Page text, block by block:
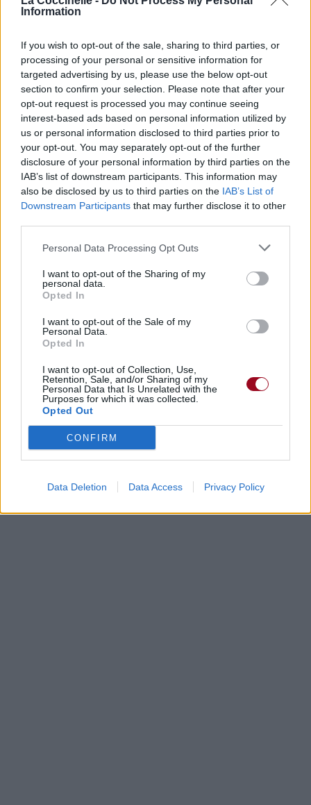
Information
If you wish to opt-out of the sale, sharing to third parties, or
processing of your personal or sensitive information for
targeted advertising by us, please use the below opt-out
section to confirm your selection. Please note that after your
opt-out request is processed you may continue seeing
interest-based ads based on personal information utilized by
us or personal information disclosed to third parties prior to
your opt-out. You may separately opt-out of the further
disclosure of your personal information by third parties on the
IAB’s list of downstream participants. This information may
also be disclosed by us to third parties on the IAB’s List of
Downstream Participants that may further disclose it to other
Personal Data Processing Opt Outs
I want to opt-out of the Sharing of my
personal data.
Opted In
I want to opt-out of the Sale of my
Personal Data.
Opted In
I want to opt-out of Collection, Use,
Retention, Sale, and/or Sharing of my
Personal Data that Is Unrelated with the
Purposes for which it was collected.
Opted Out
CONFIRM
Data Deletion Data Access Privacy Policy